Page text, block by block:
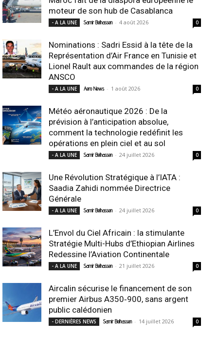
moteur de son hub de Casablanca
- A LA UNE Samir Belhassen - 4 août 2026 0
Nominations : Sadri Essid à la tête de la
Représentation d’Air France en Tunisie et
Lionel Rault aux commandes de la région
ANSCO
- A LA UNE Aero News - 1 août 2026 0
Météo aéronautique 2026 : De la
prévision à l’anticipation absolue,
comment la technologie redéfinit les
opérations en plein ciel et au sol
- A LA UNE Samir Belhassen - 24 juillet 2026 0
Une Révolution Stratégique à l’IATA :
Saadia Zahidi nommée Directrice
Générale
- A LA UNE Samir Belhassen - 24 juillet 2026 0
L’Envol du Ciel Africain : la stimulante
Stratégie Multi-Hubs d’Ethiopian Airlines
Redessine l’Aviation Continentale
- A LA UNE Samir Belhassen - 21 juillet 2026 0
Aircalin sécurise le financement de son
premier Airbus A350‑900, sans argent
public calédonien
- DERNIÈRES NEWS Samir Belhassen - 14 juillet 2026 0